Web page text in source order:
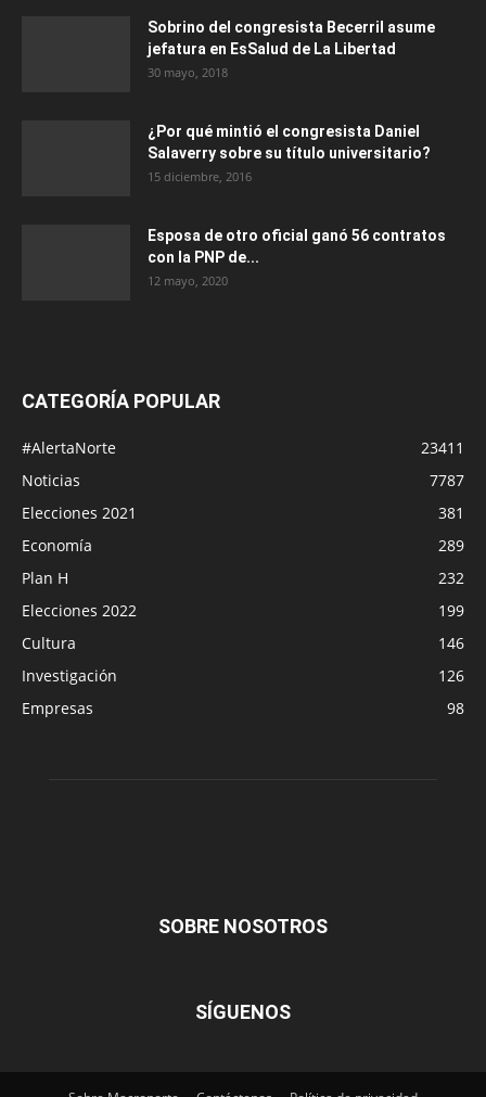
Sobrino del congresista Becerril asume
jefatura en EsSalud de La Libertad
30 mayo, 2018
¿Por qué mintió el congresista Daniel
Salaverry sobre su título universitario?
15 diciembre, 2016
Esposa de otro oficial ganó 56 contratos
con la PNP de...
12 mayo, 2020
CATEGORÍA POPULAR
#AlertaNorte
23411
Noticias
7787
Elecciones 2021
381
Economía
289
Plan H
232
Elecciones 2022
199
Cultura
146
Investigación
126
Empresas
98
SOBRE NOSOTROS
SÍGUENOS